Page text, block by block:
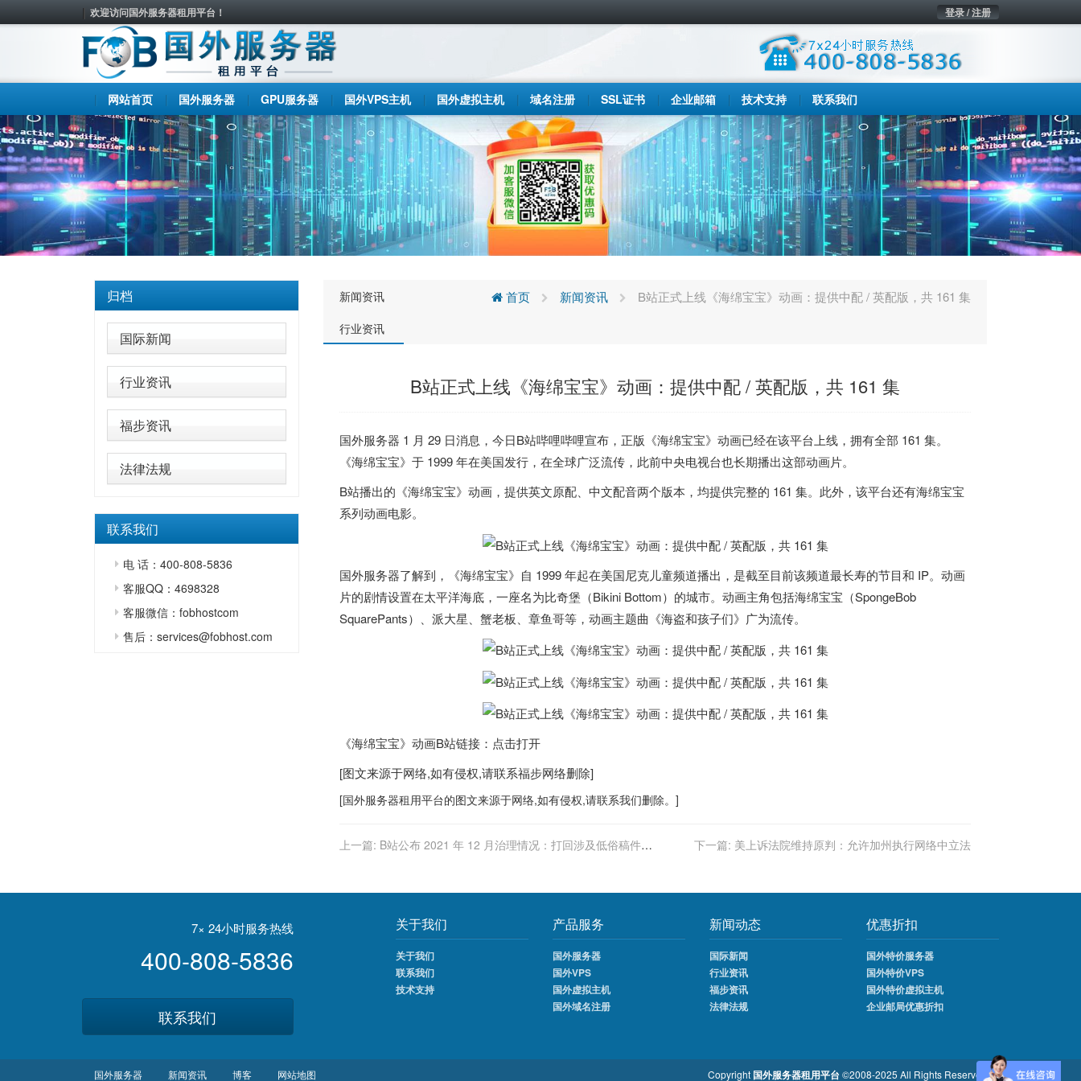
欢迎访问国外服务器租用平台！ 登录 / 注册
网站首页 国外服务器 GPU服务器 国外VPS主机 国外虚拟主机 域名注册 SSL证书 企业邮箱 技术支持 联系我们
归档
国际新闻
行业资讯
福步资讯
法律法规
联系我们
电 话：400-808-5836
客服QQ：4698328
客服微信：fobhostcom
售后：services@fobhost.com
新闻资讯
行业资讯
首页 新闻资讯 B站正式上线《海绵宝宝》动画：提供中配 / 英配版，共 161 集
B站正式上线《海绵宝宝》动画：提供中配 / 英配版，共 161 集
国外服务器 1 月 29 日消息，今日B站哔哩哔哩宣布，正版《海绵宝宝》动画已经在该平台上线，拥有全部 161 集。
《海绵宝宝》 于 1999 年在美国发行 ，在全球广泛流传，此前中央电视台也长期播出这部动画片。
B站播出的《海绵宝宝》动画， 提供英文原配、中文配音两个版本，均提供完整的 161 集。此外，该平台还有海绵宝宝
系列动画电影。
国外服务器了解到，《海绵宝宝》自 1999 年起在美国尼克儿童频道播出， 是截至目前该频道最长寿的节目和 IP。动画
片的剧情设置在太平洋海底，一座名为比奇堡（Bikini Bottom）的城市。动画主角包括海绵宝宝（SpongeBob
SquarePants）、派大星、蟹老板、章鱼哥等，动画主题曲《海盗和孩子们》广为流传。
《海绵宝宝》动画B站链接：点击打开
[图文来源于网络,如有侵权,请联系福步网络删除]
[国外服务器租用平台的图文来源于网络,如有侵权,请联系我们删除。]
上一篇: B站公布 2021 年 12 月治理情况：打回涉及低俗稿件
下一篇: 美上诉法院维持原判：允许加州执行网络中立法
7× 24小时服务热线
400-808-5836
联系我们
关于我们
关于我们
联系我们
技术支持
产品服务
国外服务器
国外VPS
国外虚拟主机
国外域名注册
新闻动态
国际新闻
行业资讯
福步资讯
法律法规
优惠折扣
国外特价服务器
国外特价VPS
国外特价虚拟主机
企业邮局优惠折扣
国外服务器 新闻资讯 博客 网站地图 Copyright 国外服务器租用平台©2008-2025 All Rights Reserved